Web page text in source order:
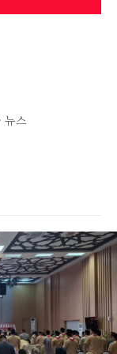
뉴스